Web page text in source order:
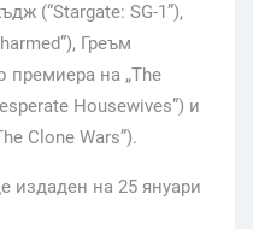
(“Stargate: SG-1”),
Греъм
на „The
Housewives”) и
Clone Wars”).
издаден на 25 януари